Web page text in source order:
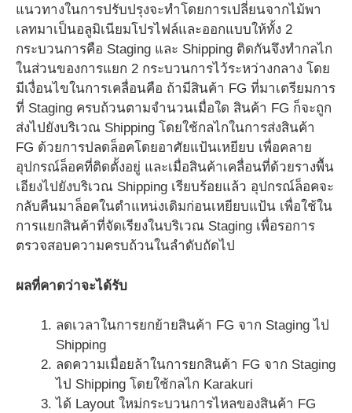
แนวทางในการปรับปรุงจะทำโดยการเปลี่ยนจากไม้พา
เลทมาเป็นอลูมิเนียมโปรไฟล์และออกแบบให้ทั้ง 2
กระบวนการคือ Staging และ Shipping ติดกันจึงทำกลไก
ในส่วนของการแยก 2 กระบวนการไว้ระหว่างกลาง โดย
มีเงื่อนไขในการเคลื่อนคือ ถ้ามีสินค้า FG ที่มาเตรียมการ
ที่ Staging ครบถ้วนตามจำนวนเมื่อใด สินค้า FG ก็จะถูก
ส่งไปยังบริเวณ Shipping โดยใช้กลไกในการส่งสินค้า
FG ด้วยการปลดล็อคโดยอาศัยแป้นเหยียบ เพื่อคลาย
อุปกรณ์ล็อคที่ติดตั้งอยู่ และเมื่อสินค้าเคลื่อนที่ด้วยรางพื้น
เอียงไปยังบริเวณ Shipping เรียบร้อยแล้ว อุปกรณ์ล็อคจะ
กลับคืนมาล็อคในตำแหน่งเดิมก่อนเหยียบแป้น เพื่อใช้ใน
การแยกสินค้าที่จัดเรียงในบริเวณ Staging เพื่อรอการ
ตรวจสอบความครบถ้วนในลำดับถัดไป
ผลที่คาดว่าจะได้รับ
ลดเวลาในการยกย้ายสินค้า FG จาก Staging ไป
Shipping
ลดความเมื่อยล้าในการยกสินค้า FG จาก Staging
ไป Shipping โดยใช้กลไก Karakuri
ได้ Layout ใหม่กระบวนการไหลของสินค้า FG